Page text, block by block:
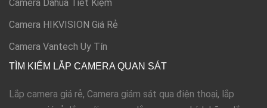
Camera Dahua Tiết Kiệm
Camera HIKVISION Giá Rẻ
Camera Vantech Uy Tín
TÌM KIẾM LẮP CAMERA QUAN SÁT
Lắp camera giá rẻ, Camera giám sát qua điện thoại, lắp